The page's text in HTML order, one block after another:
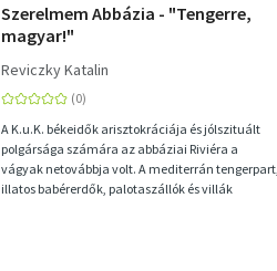
Szerelmem Abbázia - "Tengerre,
magyar!"
Reviczky Katalin
A K.u.K. békeidők arisztokráciája és jólszituált
polgársága számára az abbáziai Riviéra a
vágyak netovábbja volt. A mediterrán tengerpart,
illatos babérerdők, palotaszállók és villák